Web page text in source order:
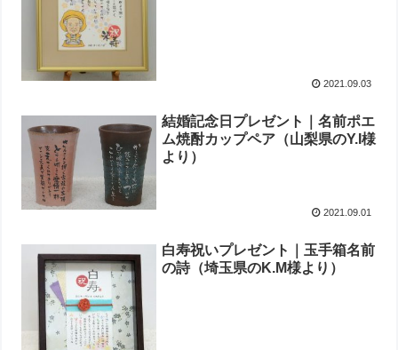
2021.09.03
結婚記念日プレゼント｜名前ポエ
ム焼酎カップペア（山梨県のY.I様
より）
2021.09.01
白寿祝いプレゼント｜玉手箱名前
の詩（埼玉県のK.M様より）